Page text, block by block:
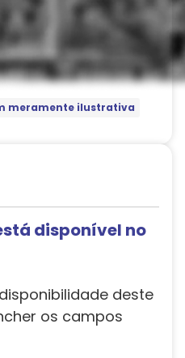
meramente ilustrativa
disponível no
deste
os campos